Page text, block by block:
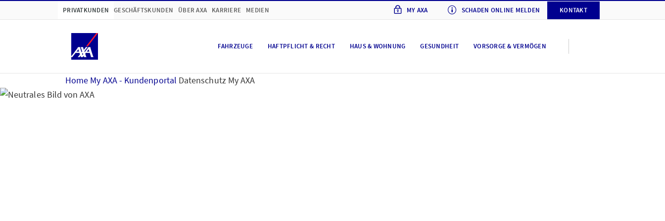
PRIVATKUNDEN GESCHÄFTSKUNDEN ÜBER AXA KARRIERE MEDIEN MY AXA SCHADEN ONLINE MELDEN KONTAKT
FAHRZEUGE HAFTPFLICHT & RECHT HAUS & WOHNUNG GESUNDHEIT VORSORGE & VERMÖGEN
Home My AXA - Kundenportal Datenschutz My AXA